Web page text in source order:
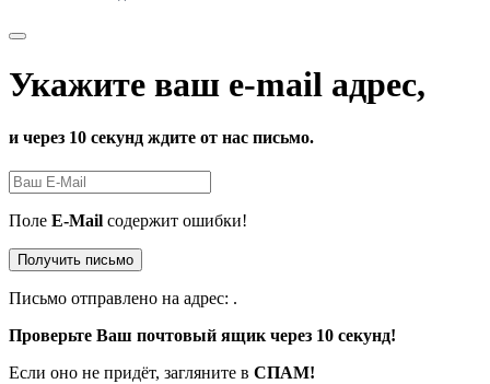
Укажите ваш e-mail адрес,
и через 10 секунд ждите от нас письмо.
Поле E-Mail содержит ошибки!
Получить письмо
Письмо отправлено на адрес: .
Проверьте Ваш почтовый ящик через 10 секунд!
Если оно не придёт, загляните в СПАМ!